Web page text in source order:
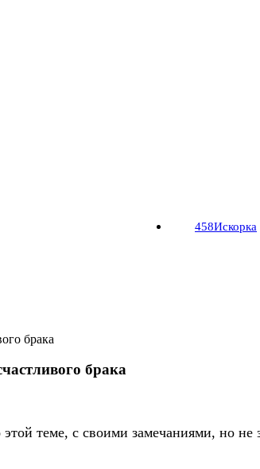
458Искорка
брака
брака
теме, с своими замечаниями, но